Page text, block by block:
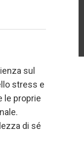
sul
stress e
le proprie
di sé